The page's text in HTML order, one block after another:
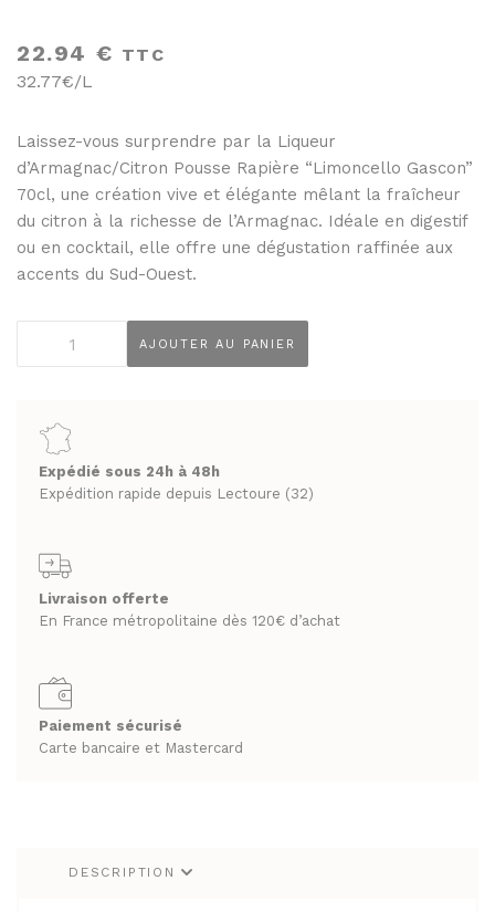
MIELS
PRUNEAUX
PANIERS GOURMANDS
MOINS DE 20€
ENTRE 20€ ET 50€
FROMAGERIE
LA CAVE
APÉRITIFS
ARMAGNACS
CHAMPAGNES
WHISKY
LES VINS
VINS ROUGES
PANIERS GOURMANDS
MOINS DE 20€
ENTRE 20€ ET 50€
PLUS DE 50€
FROMAGERIE
À commander et retirer en boutique
LA CAVE
ARMAGNACS
CHAMPAGNES
WHISKY
LES VINS
VINS BLANCS SECS
VINS ROSÉS
22.94 € TTC
32.77€/L
Laissez-vous surprendre par la Liqueur
d’Armagnac/Citron Pousse Rapière “Limoncello Gascon”
70cl, une création vive et élégante mêlant la fraîcheur
du citron à la richesse de l’Armagnac. Idéale en digestif
ou en cocktail, elle offre une dégustation raffinée aux
accents du Sud-Ouest.
Pousse
Rapière
"Limoncello
AJOUTER AU PANIER
Expédié sous 24h à 48h
Expédition rapide depuis Lectoure (32)
Livraison offerte
En France métropolitaine dès 120€ d’achat
Paiement sécurisé
Carte bancaire et Mastercard
DESCRIPTION